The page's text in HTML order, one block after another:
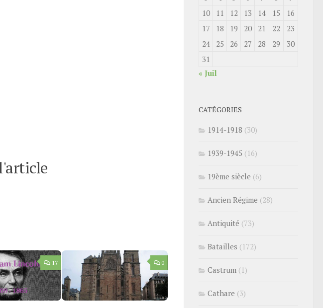
17 0
10
11 12 13 14 15
16
17
18 19 20 21 22
23
24
25 26 27 28 29
30
31
« Juil
CATÉGORIES
1914-1918 (30)
1939-1945 (16)
19ème siècle (6)
Ancien Régime (28)
Antiquité (73)
Batailles (172)
Castrum (1)
Cathare (3)